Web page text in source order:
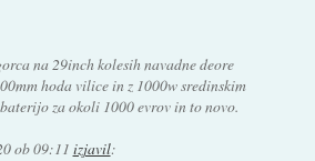
na 29inch kolesih navadne deore
hoda vilice in z 1000w sredinskim
za okoli 1000 evrov in to novo.
ob 09:11 izjavil: